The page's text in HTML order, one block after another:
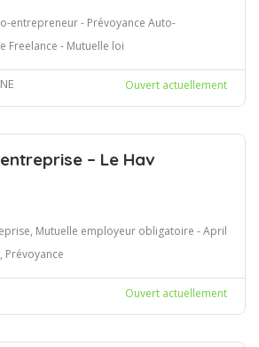
entrepreneur - Prévoyance Auto-
Freelance - Mutuelle loi
Ouvert actuellement
– Le Hav
Mutuelle employeur obligatoire - April
Prévoyance
Ouvert actuellement